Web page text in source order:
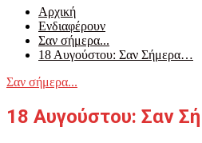
Αρχική
Ενδιαφέρουν
Σαν σήμερα...
18 Aυγούστου: Σαν Σήμερα…
Σαν σήμερα...
18 Aυγούστου: Σαν